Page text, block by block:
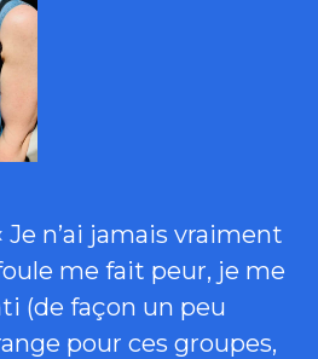
Je n’ai jamais vraiment
me fait peur, je me
(de façon un peu
pour ces groupes,